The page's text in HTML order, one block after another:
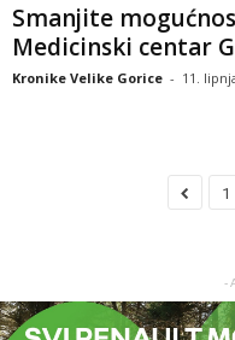
Smanjite
Medicinski centar
Kronike Velike Gorice - 11.
1
-